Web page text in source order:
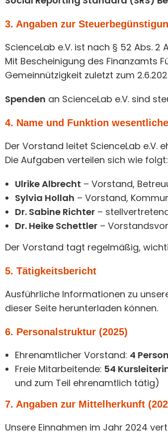
3. Angaben zur
ScienceLab e.V. ist nach § 52 Abs. 2
Mit Bescheinigung des Finanzamts
Gemeinnützigkeit zuletzt zum
Spenden an ScienceLab e.V. sind
4. Name und Funktion
Der Vorstand leitet ScienceLab e.V.
Die Aufgaben verteilen sich wie folgt:
Ulrike Albrecht – Vorstand,
Sylvia Hollah – Vorstand,
Dr. Sabine Richter –
Dr. Heike Schettler –
Der Vorstand tagt regelmäßig,
5. Tätigkeitsbericht
Ausführliche Informationen zu
dieser Seite herunterladen können.
6. Personalstruktur (2025)
Ehrenamtlicher Vorstand: 4
Freie Mitarbeitende: 54
und zum Teil ehrenamtlich tätig)
7. Angaben zur Mittelherkunft
Unsere Einnahmen im Jahr 2024